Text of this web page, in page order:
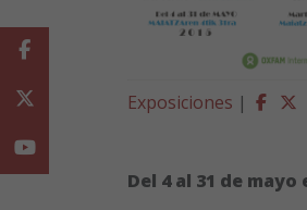
Exposiciones |
Del 4 al 31 de
Facebook
Youtube